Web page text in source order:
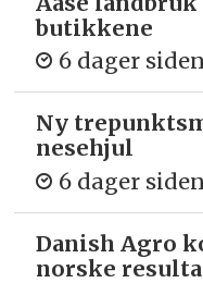
butikkene
6 dager siden
Ny
nesehjul
6 dager siden
Danish Agro
norske